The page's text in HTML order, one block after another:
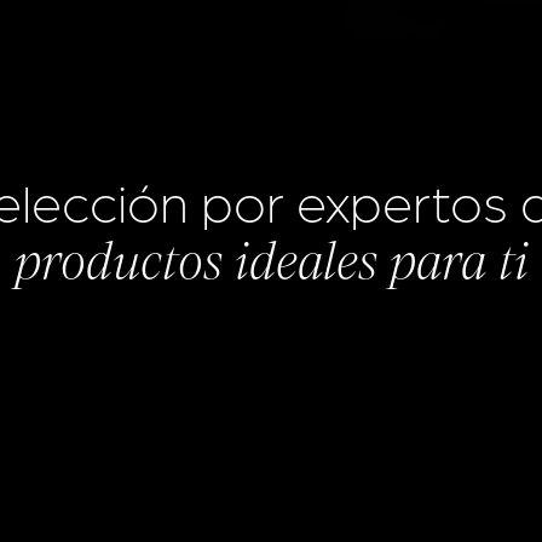
por expertos
productos ideales para ti